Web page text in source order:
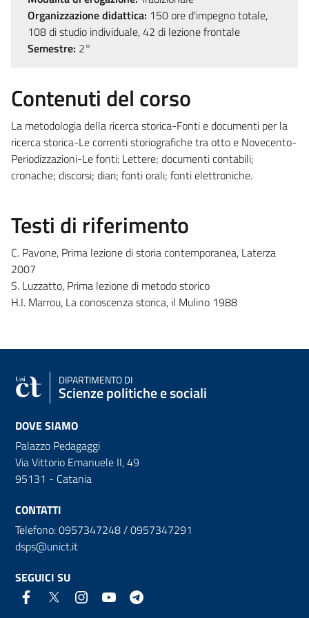
Organizzazione didattica: 150 ore d'impegno totale,
108 di studio individuale, 42 di lezione frontale
Semestre: 2°
Contenuti del corso
La metodologia della ricerca storica-Fonti e documenti per la
ricerca storica-Le correnti storiografiche tra otto e Novecento-
Periodizzazioni-Le fonti: Lettere; documenti contabili;
cronache; discorsi; diari; fonti orali; fonti elettroniche.
Testi di riferimento
C. Pavone, Prima lezione di storia contemporanea, Laterza
2007
S. Luzzatto, Prima lezione di metodo storico
H.I. Marrou, La conoscenza storica, il Mulino 1988
DIPARTIMENTO DI
Scienze politiche e sociali
DOVE SIAMO
Palazzo Pedagaggi
Via Vittorio Emanuele II, 49
95131 - Catania
CONTATTI
Telefono: 0957347248 / 0957347291
dsps@unict.it
SEGUICI SU